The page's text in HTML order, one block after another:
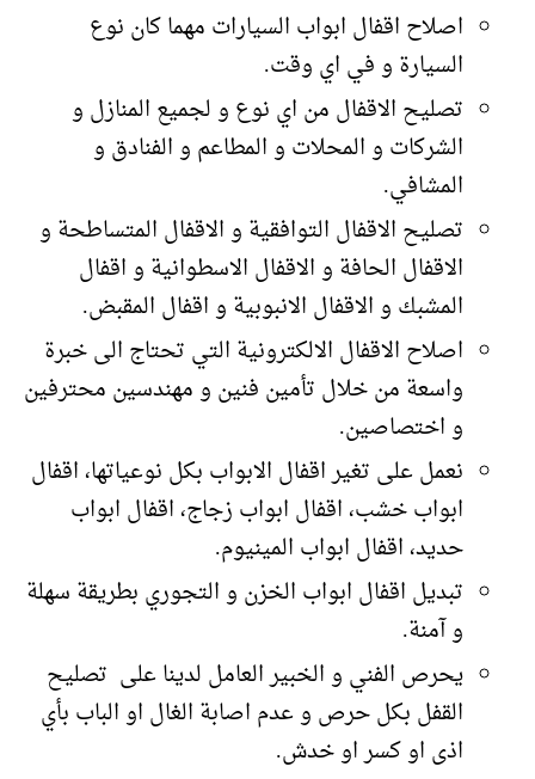
اصلاح اقفال ابواب السيارات مهما كان نوع
السيارة و في اي وقت.
تصليح الاقفال من اي نوع و لجميع المنازل و
الشركات و المحلات و المطاعم و الفنادق و
المشافي.
تصليح الاقفال التوافقية و الاقفال المتساطحة و
الاقفال الحافة و الاقفال الاسطوانية و اقفال
المشبك و الاقفال الانبوبية و اقفال المقبض.
اصلاح الاقفال الالكترونية التي تحتاج الى خبرة
واسعة من خلال تأمين فنين و مهندسين محترفين
و اختصاصين.
نعمل على تغير اقفال الابواب بكل نوعياتها، اقفال
ابواب خشب، اقفال ابواب زجاج، اقفال ابواب
حديد، اقفال ابواب المينيوم.
تبديل اقفال ابواب الخزن و التجوري بطريقة سهلة
و آمنة.
يحرص الفني و الخبير العامل لدينا على تصليح
القفل بكل حرص و عدم اصابة الغال او الباب بأي
اذى او كسر او خدش.